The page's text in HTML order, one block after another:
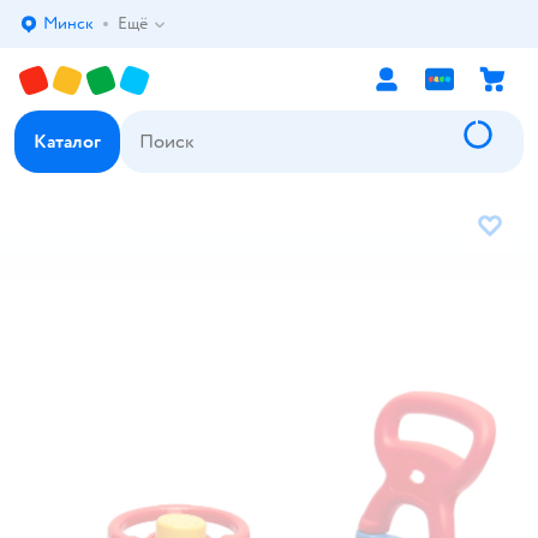
Выбор адреса доставки.
Минск Ещё
Каталог
В